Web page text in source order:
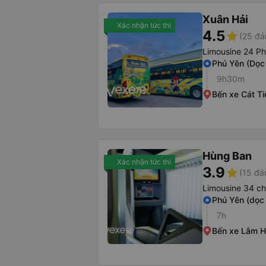
Xác nhận tức thì Xuân Hải
4.5star (25
Limousine 24
Phú Yên
9h30m
Bến xe Cát
Xác nhận tức thì Hùng Ban
3.9star (15
Limousine 34
Phú Yên (dọc
7h
Bến xe Lâm